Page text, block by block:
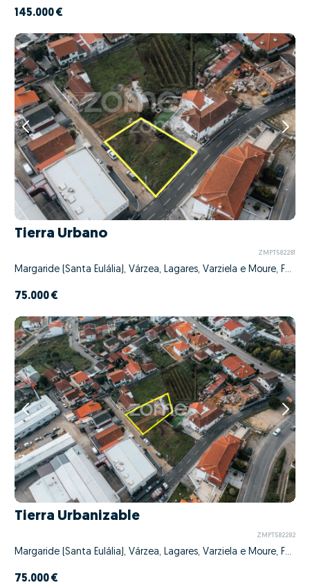
145.000 €
Tierra Urbano
ZMPT582281
Margaride (Santa Eulália), Várzea, Lagares, Varziela e Moure, Felgueiras, Porto
75.000 €
Tierra Urbanizable
ZMPT582282
Margaride (Santa Eulália), Várzea, Lagares, Varziela e Moure, Felgueiras, Porto
75.000 €